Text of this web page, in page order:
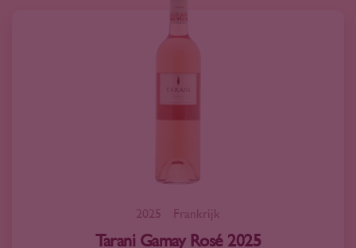
2025 Frankrijk
Tarani Gamay Rosé 2025